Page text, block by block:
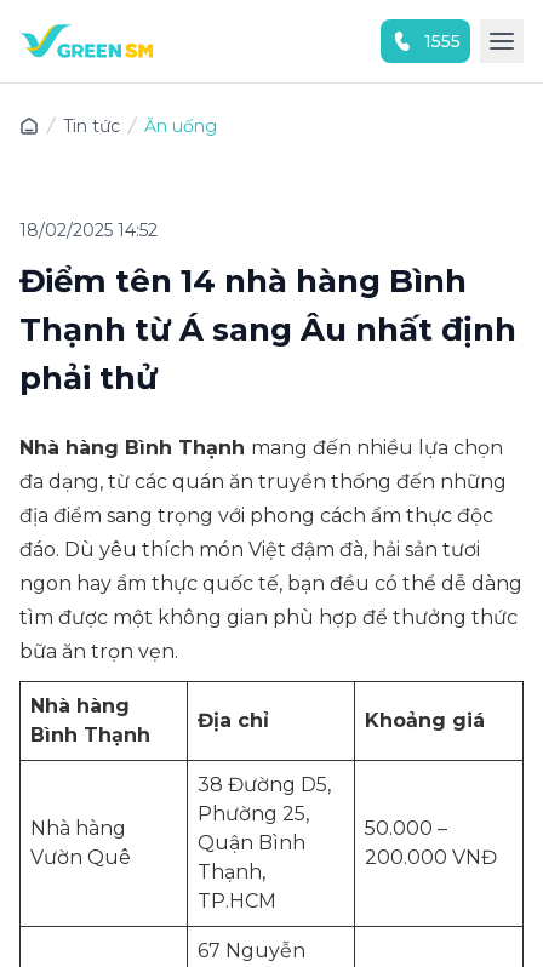
1555
Tin tức Ăn uống
18/02/2025 14:52
Điểm tên 14 nhà hàng Bình
Thạnh từ Á sang Âu nhất định
phải thử
Nhà hàng Bình Thạnh mang đến nhiều lựa chọn
đa dạng, từ các quán ăn truyền thống đến những
địa điểm sang trọng với phong cách ẩm thực độc
đáo. Dù yêu thích món Việt đậm đà, hải sản tươi
ngon hay ẩm thực quốc tế, bạn đều có thể dễ dàng
tìm được một không gian phù hợp để thưởng thức
bữa ăn trọn vẹn.
Nhà hàng
Bình Thạnh
Địa chỉ Khoảng giá
Nhà hàng
Vườn Quê
38 Đường D5,
Phường 25,
Quận Bình
Thạnh,
TP.HCM
50.000 –
200.000 VNĐ
67 Nguyễn